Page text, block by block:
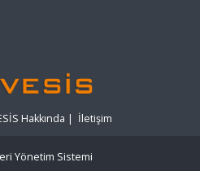
Hakkında | İletişim
Yönetim Sistemi